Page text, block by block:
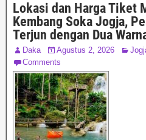
Lokasi dan Harga Tiket
Kembang Soka Jogja,
Terjun dengan Dua
Daka Agustus 2, 2026
Comments